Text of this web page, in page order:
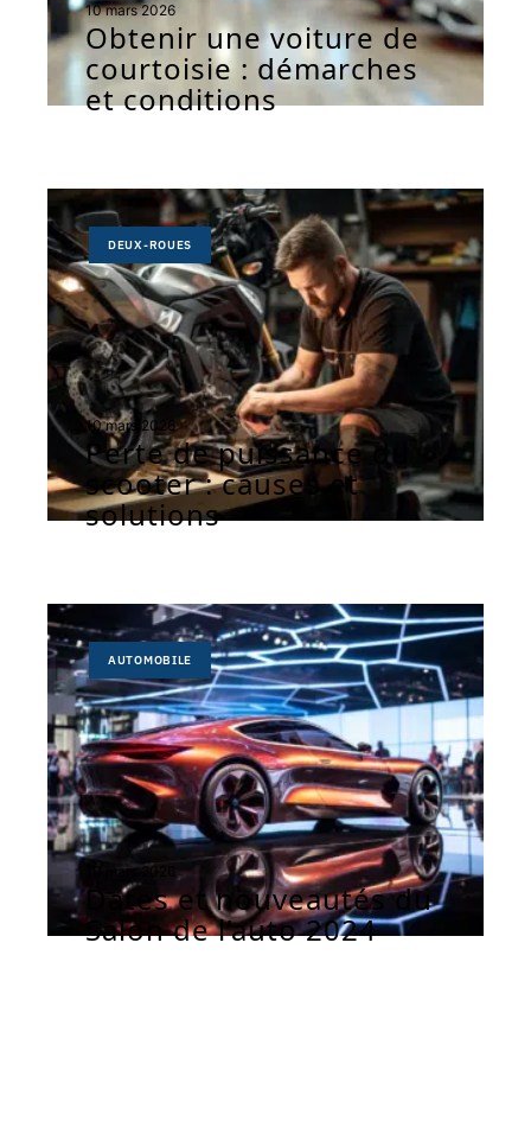
10 mars 2026
Obtenir une voiture de
courtoisie : démarches
et conditions
DEUX-ROUES
10 mars 2026
Perte de puissance du
scooter : causes et
solutions
AUTOMOBILE
10 mars 2026
Dates et nouveautés du
Salon de l’auto 2024